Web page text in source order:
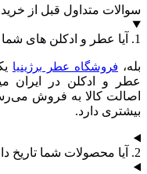
سوالات متداول قبل از خرید
1. آیا عطر و ادکلن های شما اصلی است؟
بله، فروشگاه عطر برژینیا
عطر و ادکلن در ایران
اصالت کالا به فروش
بیشتری دارد.
2. آیا محصولات شما تاریخ دارند؟ تاریخ انقضای آنها چه زمانیه؟